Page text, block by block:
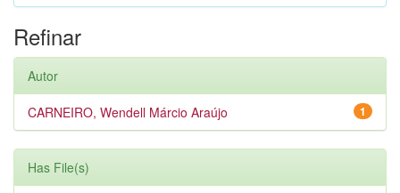
Refinar
Autor
1
CARNEIRO, Wendell Márcio Araújo
Has File(s)